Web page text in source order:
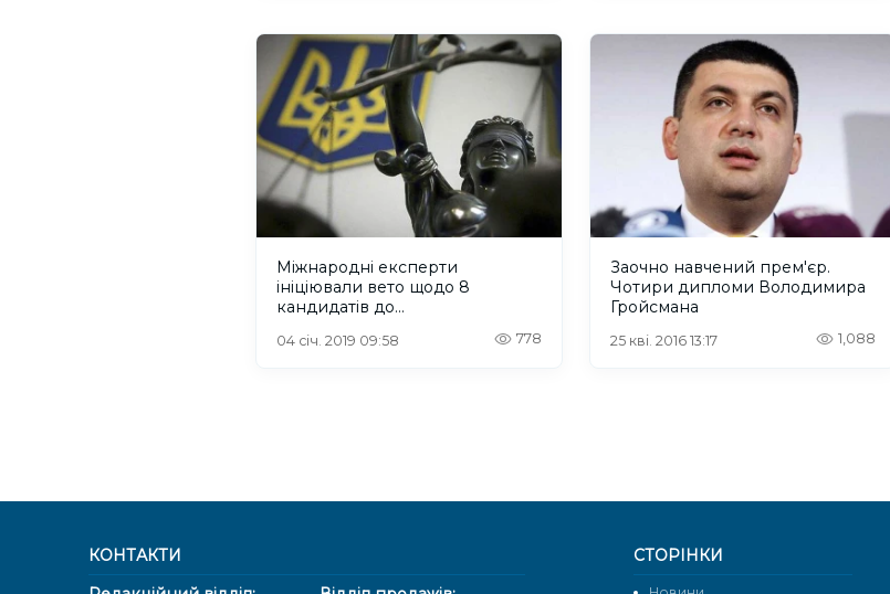
Міжнародні експерти
ініціювали вето щодо 8
кандидатів до
04 січ. 2019 09:58 778
Заочно навчений прем'єр.
Чотири дипломи Володимира
Гройсмана
25 кві. 2016 13:17 1,088
КОНТАКТИ
СТОРІНКИ